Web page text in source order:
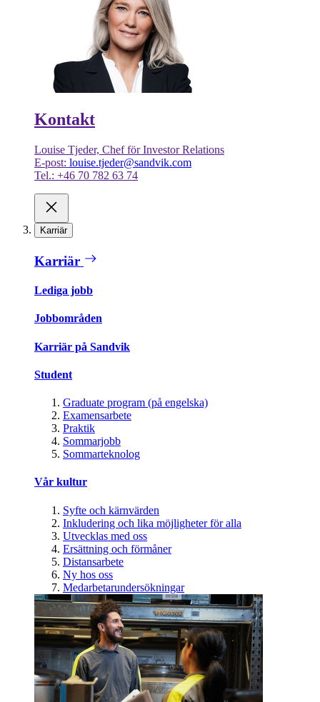
Kontakt
Louise Tjeder, Chef för Investor Relations
E-post: louise.tjeder@sandvik.com
Tel.: +46 70 782 63 74
Karriär
Karriär
Lediga jobb
Jobbområden
Karriär på Sandvik
Student
Graduate program (på engelska)
Examensarbete
Praktik
Sommarjobb
Sommarteknolog
Vår kultur
Syfte och kärnvärden
Inkludering och lika möjligheter för alla
Utvecklas med oss
Ersättning och förmåner
Distansarbete
Ny hos oss
Medarbetarundersökningar